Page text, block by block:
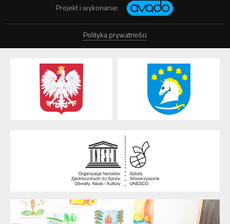
Projekt i wykonanie:
Polityka prywatności